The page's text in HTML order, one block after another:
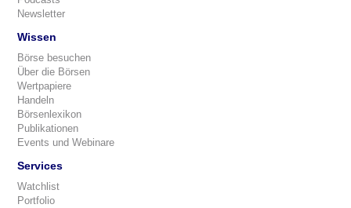
Newsletter
Wissen
Börse besuchen
Über die Börsen
Wertpapiere
Handeln
Börsenlexikon
Publikationen
Events und Webinare
Services
Watchlist
Portfolio